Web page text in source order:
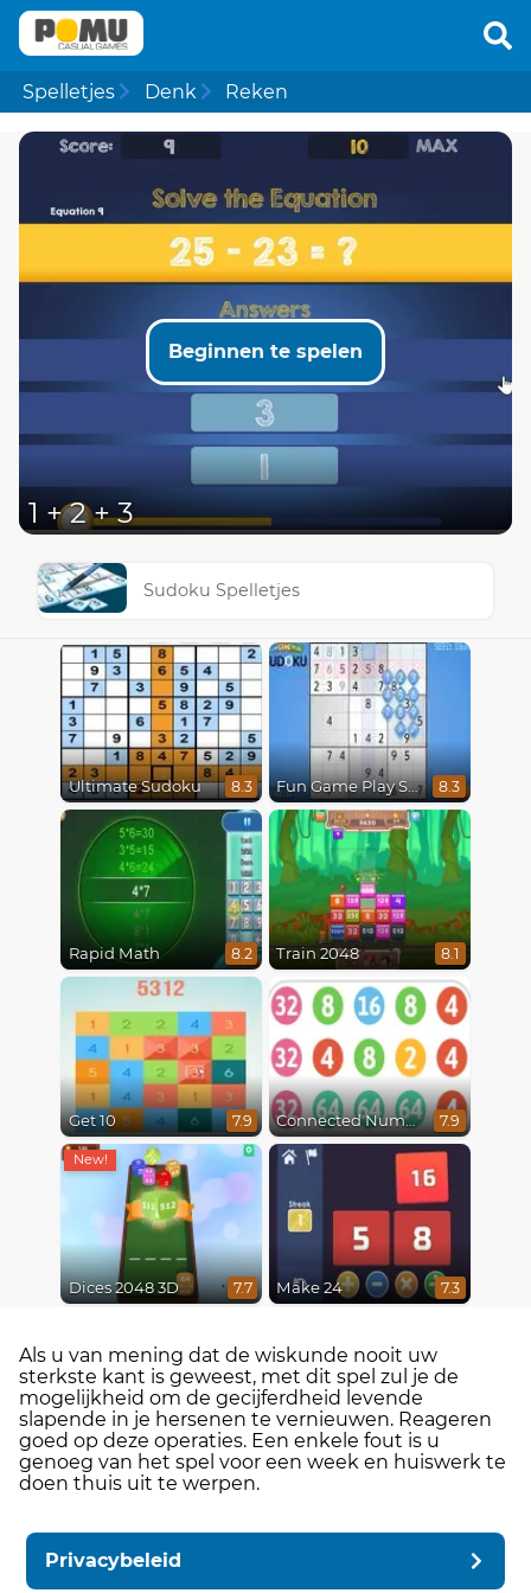
Spelletjes Denk Reken
Beginnen te spelen
1 + 2 + 3
Sudoku Spelletjes
Ultimate Sudoku 8.3 Fun Game Play Sudoku 8.3
Rapid Math 8.2 Train 2048 8.1
Get 10 7.9 Connected Numbers 7.9
Dices 2048 3D 7.7 Make 24 7.3
Als u van mening dat de wiskunde nooit uw
sterkste kant is geweest, met dit spel zul je de
mogelijkheid om de gecijferdheid levende
slapende in je hersenen te vernieuwen. Reageren
goed op deze operaties. Een enkele fout is u
genoeg van het spel voor een week en huiswerk te
doen thuis uit te werpen.
Privacybeleid